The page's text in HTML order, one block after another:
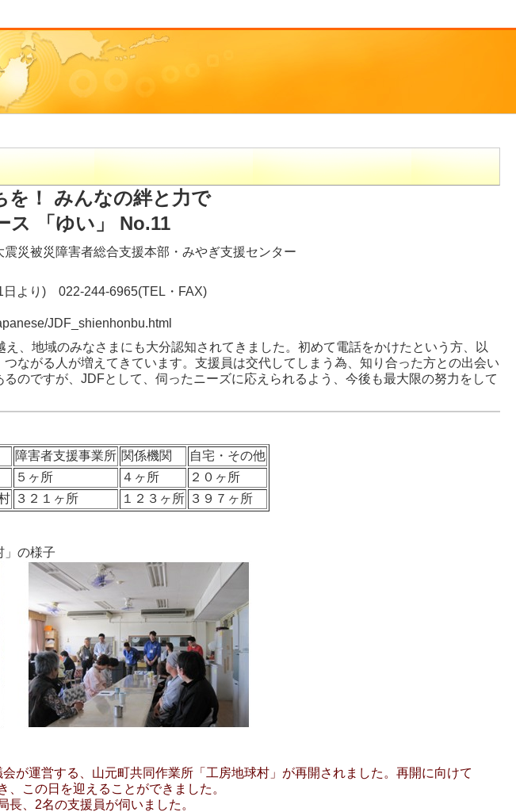
を！ みんなの絆と力で
ス 「ゆい」 No.11
災被災障害者総合支援本部・みやぎ支援センター
日より) 022-244-6965(TEL・FAX)
JDF_shienhonbu.html
、地域のみなさまにも大分認知されてきました。初めて電話をかけたという方、以
ながる人が増えてきています。支援員は交代してしまう為、知り合った方との出会い
のですが、JDFとして、伺ったニーズに応えられるよう、今後も最大限の努力をして
障害者支援事業所 関係機関
自宅・その他
５ヶ所 ４ヶ所
２０ヶ所
３２１ヶ所 １２３ヶ所 ３９７ヶ所
」の様子
が運営する、山元町共同作業所「工房地球村」が再開されました。再開に向けて
この日を迎えることができました。
、2名の支援員が伺いました。